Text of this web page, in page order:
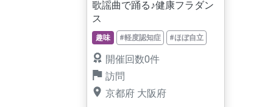
歌謡曲で踊る♪健康フラダン
ス
趣味 #軽度認知症 #ほぼ自立
開催回数0件
訪問
京都府 大阪府